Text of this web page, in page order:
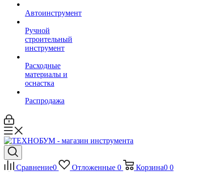
Автоинструмент
Ручной
строительный
инструмент
Расходные
материалы и
оснастка
Распродажа
Сравнение0 Отложенные 0 Корзина0 0